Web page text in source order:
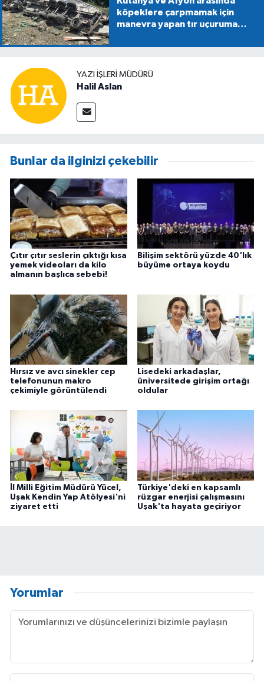
köpeklere çarpmamak için
manevra yapan tır uçuruma
YAZI İŞLERİ MÜDÜRÜ
Halil Aslan
Bunlar da ilginizi çekebilir
Çıtır çıtır seslerin çıktığı kısa
yemek videoları da kilo
almanın başlıca sebebi!
Bilişim sektörü yüzde 40'lık
büyüme ortaya koydu
Hırsız ve avcı sinekler cep
telefonunun makro
çekimiyle görüntülendi
Lisedeki arkadaşlar,
üniversitede girişim ortağı
oldular
İl Milli Eğitim Müdürü Yücel,
Uşak Kendin Yap Atölyesi'ni
ziyaret etti
Türkiye'deki en kapsamlı
rüzgar enerjisi çalışmasını
Uşak'ta hayata geçiriyor
Yorumlar